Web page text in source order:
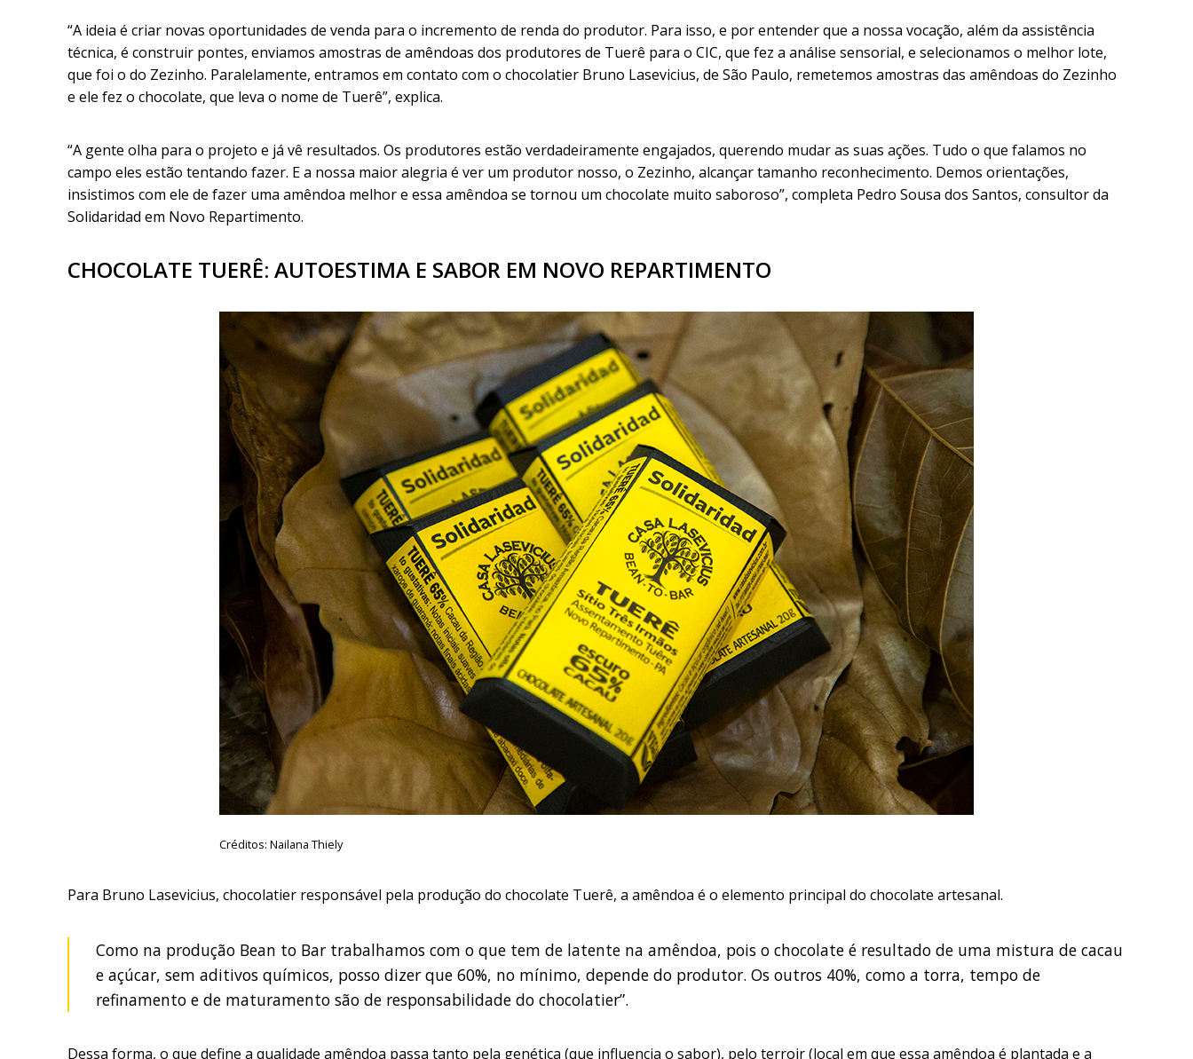
“A ideia é criar novas oportunidades de venda para o incremento de renda do produtor. Para isso, e por entender que a nossa vocação, além da assistência
técnica, é construir pontes, enviamos amostras de amêndoas dos produtores de Tuerê para o CIC, que fez a análise sensorial, e selecionamos o melhor lote,
que foi o do Zezinho. Paralelamente, entramos em contato com o chocolatier Bruno Lasevicius, de São Paulo, remetemos amostras das amêndoas do Zezinho
e ele fez o chocolate, que leva o nome de Tuerê”, explica.
“A gente olha para o projeto e já vê resultados. Os produtores estão verdadeiramente engajados, querendo mudar as suas ações. Tudo o que falamos no
campo eles estão tentando fazer. E a nossa maior alegria é ver um produtor nosso, o Zezinho, alcançar tamanho reconhecimento. Demos orientações,
insistimos com ele de fazer uma amêndoa melhor e essa amêndoa se tornou um chocolate muito saboroso”, completa Pedro Sousa dos Santos, consultor da
Solidaridad em Novo Repartimento.
CHOCOLATE TUERÊ: AUTOESTIMA E SABOR EM NOVO REPARTIMENTO
Créditos: Nailana Thiely
Para Bruno Lasevicius, chocolatier responsável pela produção do chocolate Tuerê, a amêndoa é o elemento principal do chocolate artesanal.
Como na produção Bean to Bar trabalhamos com o que tem de latente na amêndoa, pois o chocolate é resultado de uma mistura de cacau
e açúcar, sem aditivos químicos, posso dizer que 60%, no mínimo, depende do produtor. Os outros 40%, como a torra, tempo de
refinamento e de maturamento são de responsabilidade do chocolatier”.
Dessa forma, o que define a qualidade amêndoa passa tanto pela genética (que influencia o sabor), pelo terroir (local em que essa amêndoa é plantada e a